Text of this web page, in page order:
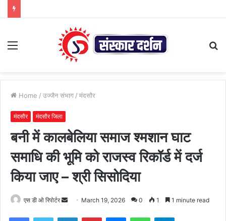
Menu
Home / उज्जैन संभाग / मंदसौर
मंदसौर मंदसौर जिला
बनी में कालबेलिया समाज श्मशान घाट
समाधि की भूमि को राजस्व रिकॉर्ड में दर्ज
किया जाए – श्री सिसोदिया
एस डी ओ रिपोर्टर
Send March 19, 2026 0 1 1 minute read
FacebookTwitter LinkedInPinterestMessengerWhatsAppTelegram